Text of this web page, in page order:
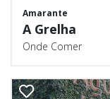
Amarante
A Grelha
Onde Comer